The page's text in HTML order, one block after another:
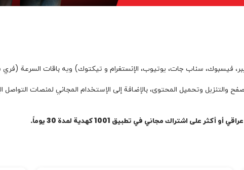
فيسبوك، سناب جات، يوتيوب، الإنستغرام و تيكتوك) ويه باقات السرعة
وتحمیل المحتوی، بالإضافة إلى الإستخدام المجاني لمنصات التواصل
.